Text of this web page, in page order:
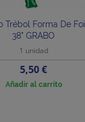
Trébol Forma De Foil
38" GRABO
1 unidad
Precio
5,50 €
Añadir al carrito